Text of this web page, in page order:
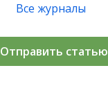
Все журналы
Отправить статью